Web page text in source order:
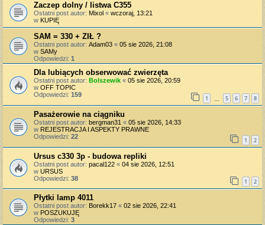
Zaczep dolny / listwa C355
Ostatni post autor: Mixol « wczoraj, 13:21
w KUPIĘ
SAM = 330 + ZIŁ ?
Ostatni post autor: Adam03 « 05 sie 2026, 21:08
w SAMy
Odpowiedzi: 1
Dla lubiących obserwować zwierzęta
Ostatni post autor: Bolszewik « 05 sie 2026, 20:59
w OFF TOPIC
Odpowiedzi: 159 1 5 6 7 8
Pasażerowie na ciągniku
Ostatni post autor: bergman31 « 05 sie 2026, 14:33
w REJESTRACJA I ASPEKTY PRAWNE
Odpowiedzi: 22 1 2
Ursus c330 3p - budowa repliki
Ostatni post autor: pacal122 « 04 sie 2026, 12:51
w URSUS
Odpowiedzi: 38 1 2
Płytki lamp 4011
Ostatni post autor: Borekk17 « 02 sie 2026, 22:41
w POSZUKUJĘ
Odpowiedzi: 3